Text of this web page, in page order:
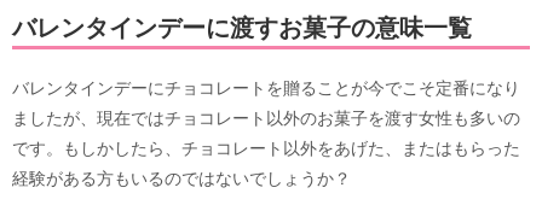
バレンタインデーに渡すお菓子の意味一覧
バレンタインデーにチョコレートを贈ることが今でこそ定番になり
ましたが、現在ではチョコレート以外のお菓子を渡す女性も多いの
です。もしかしたら、チョコレート以外をあげた、またはもらった
経験がある方もいるのではないでしょうか？